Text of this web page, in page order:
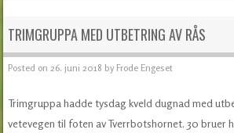
TRIMGRUPPA MED UTBETRING AV RÅS
Posted on26. juni 2018 by Frode Engeset
Trimgruppa hadde tysdag kveld dugnad med
vetevegen til foten av Tverrbotshornet. 30 bruer